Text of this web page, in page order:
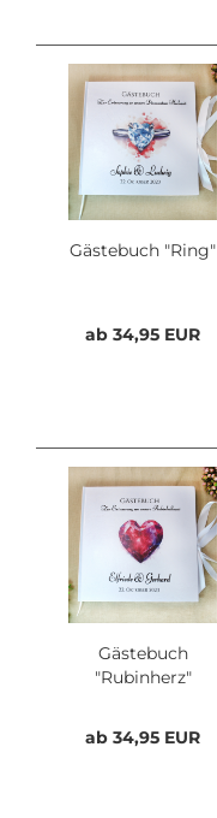
Gästebuch "Ring"
ab 34,95 EUR
Gästebuch
"Rubinherz"
ab 34,95 EUR